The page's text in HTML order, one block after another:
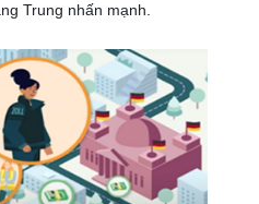
Trung nhấn mạnh.